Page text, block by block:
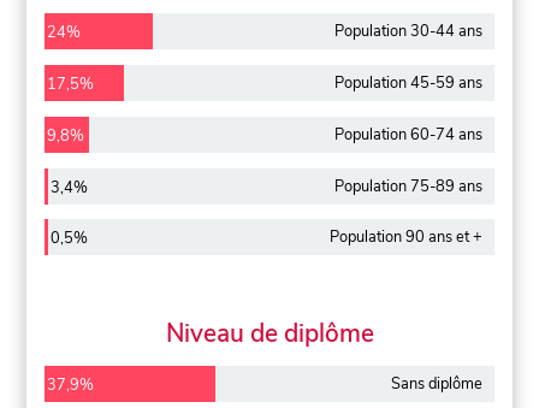
24% Population 30-44 ans
17,5% Population 45-59 ans
9,8% Population 60-74 ans
3,4% Population 75-89 ans
0,5% Population 90 ans et +
Niveau de diplôme
37,9% Sans diplôme